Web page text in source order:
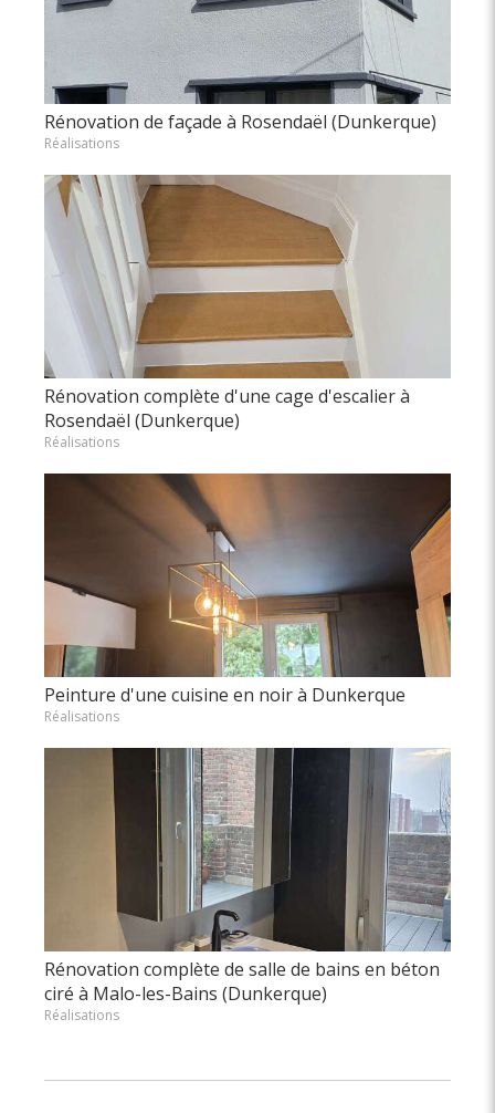
Rénovation de façade à Rosendaël (Dunkerque)
Réalisations
Rénovation complète d'une cage d'escalier à
Rosendaël (Dunkerque)
Réalisations
Peinture d'une cuisine en noir à Dunkerque
Réalisations
Rénovation complète de salle de bains en béton
ciré à Malo-les-Bains (Dunkerque)
Réalisations